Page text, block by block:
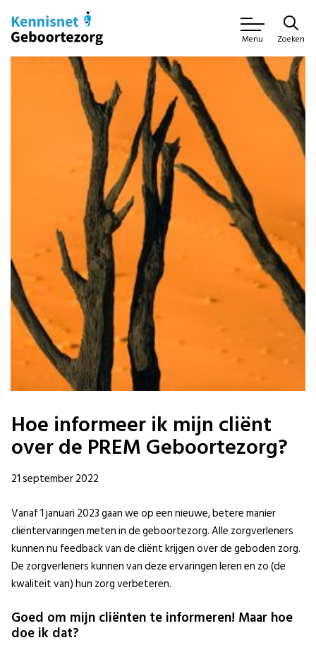
Menu Zoeken
Hoe informeer ik mijn cliënt
over de PREM Geboortezorg?
21 september 2022
Vanaf 1 januari 2023 gaan we op een nieuwe, betere manier
cliëntervaringen meten in de geboortezorg. Alle zorgverleners
kunnen nu feedback van de cliënt krijgen over de geboden zorg.
De zorgverleners kunnen van deze ervaringen leren en zo (de
kwaliteit van) hun zorg verbeteren.
Goed om mijn cliënten te informeren! Maar hoe
doe ik dat?